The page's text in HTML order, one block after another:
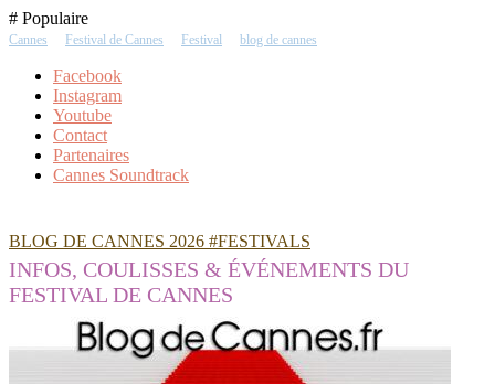
Skip
To
# Populaire
Cannes Festival de Cannes Festival blog de cannes
Facebook
Instagram
Youtube
Contact
Partenaires
Cannes Soundtrack
BLOG DE CANNES 2026 #FESTIVALS
INFOS, COULISSES & ÉVÉNEMENTS DU
FESTIVAL DE CANNES